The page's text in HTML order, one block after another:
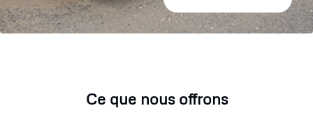
Ce que nous offrons